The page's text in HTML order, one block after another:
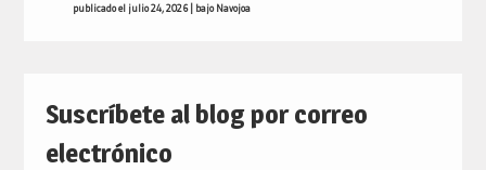
publicado el julio 24, 2026| bajoNavojoa
Suscríbete al blog por correo
electrónico